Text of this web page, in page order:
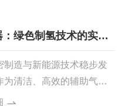
绿色制氢技术的实用
制造与新能源技术稳步发
为清洁、高效的辅助气源
应用场景持续拓宽。纯水